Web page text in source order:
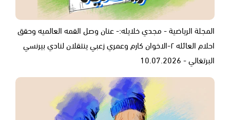
المجلة الرياضية - مجدي خلايله:- عنان وصل القمه العالميه وحقق
احلام العائله ٢-الاخوان كارم وعمري زعبي ينتقلان لنادي بيرنسي
البرتغالي - 10.07.2026